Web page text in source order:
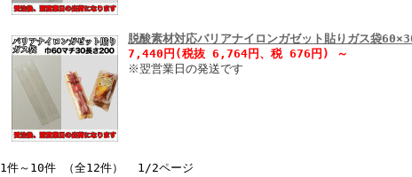
脱酸素材対応バリアナイロンガゼット貼りガス袋
7,440円(税抜 6,764円、税 676円)
～
※翌営業日の発送です
1件～10件 （全12件） 1/2ページ